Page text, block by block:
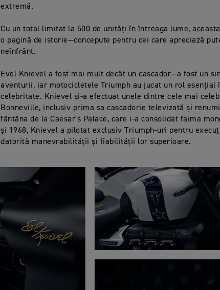
extremă.
Cu un total limitat la 500 de unități în întreaga lume,
o pagină de istorie—concepute pentru cei care apreciază
neînfrânt.
Evel Knievel a fost mai mult decât un cascador—a fost un
aventurii, iar motocicletele Triumph au jucat un rol esențial
celebritate. Knievel și-a efectuat unele dintre cele mai
Bonneville, inclusiv prima sa cascadorie televizată și
fântâna de la Caesar's Palace, care i-a consolidat faima
și 1968, Knievel a pilotat exclusiv Triumph-uri pentru
datorită manevrabilității și fiabilității lor superioare.